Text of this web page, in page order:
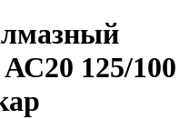
125/100